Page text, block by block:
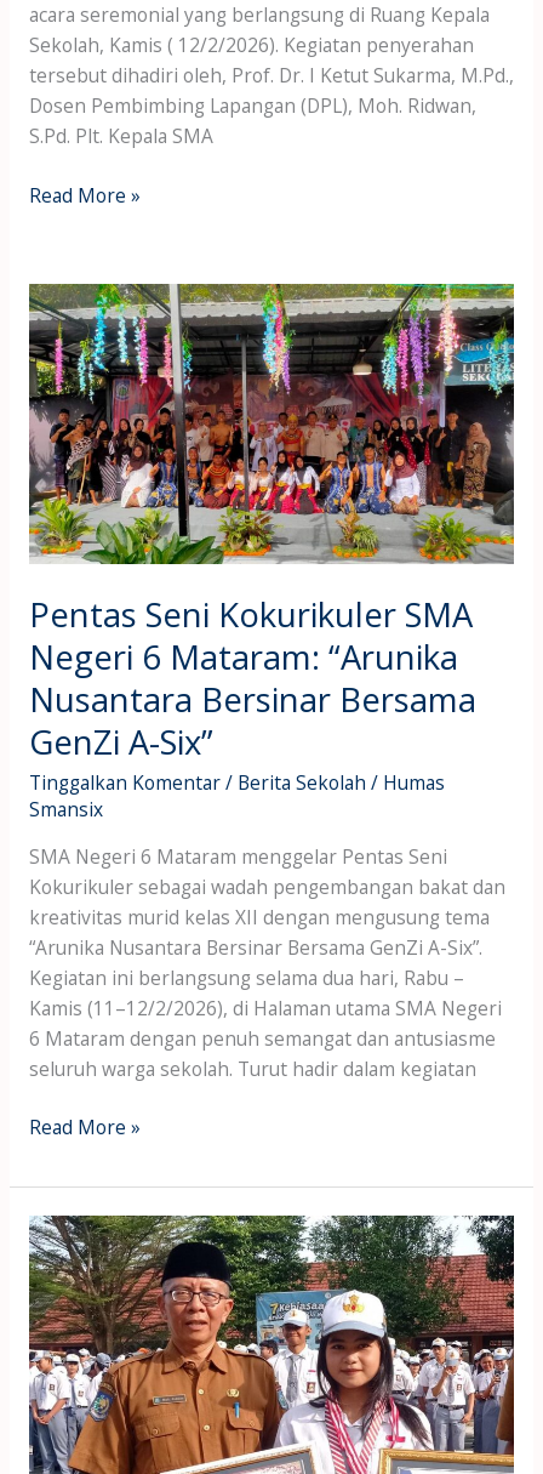
acara seremonial yang berlangsung di Ruang Kepala
Sekolah, Kamis ( 12/2/2026). Kegiatan penyerahan
tersebut dihadiri oleh, Prof. Dr. I Ketut Sukarma, M.Pd.,
Dosen Pembimbing Lapangan (DPL), Moh. Ridwan,
S.Pd. Plt. Kepala SMA
Read More »
Pentas Seni Kokurikuler SMA
Negeri 6 Mataram: “Arunika
Nusantara Bersinar Bersama
GenZi A-Six”
Tinggalkan Komentar/ Berita Sekolah / Humas
Smansix
SMA Negeri 6 Mataram menggelar Pentas Seni
Kokurikuler sebagai wadah pengembangan bakat dan
kreativitas murid kelas XII dengan mengusung tema
“Arunika Nusantara Bersinar Bersama GenZi A-Six”.
Kegiatan ini berlangsung selama dua hari, Rabu –
Kamis (11–12/2/2026), di Halaman utama SMA Negeri
6 Mataram dengan penuh semangat dan antusiasme
seluruh warga sekolah. Turut hadir dalam kegiatan
Pentas
Seni
Kokurikuler
SMA
Negeri
6
Mataram:
“Arunika
Nusantara
Bersinar
Bersama
GenZi
A-
Six”
Read More »
Haus
Prestasi,
Kembali
Siswi
SMANSIX
Raih
Medali
Perunggu